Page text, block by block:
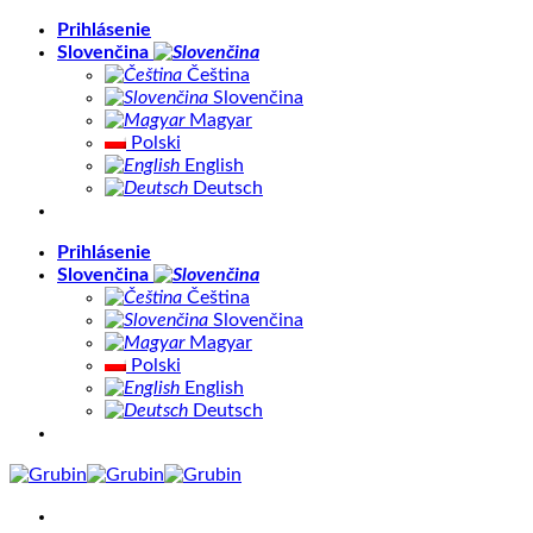
Skip
Prihlásenie
Slovenčina
Čeština
Slovenčina
Magyar
Polski
English
Deutsch
Prihlásenie
Slovenčina
Čeština
Slovenčina
Magyar
Polski
English
Deutsch